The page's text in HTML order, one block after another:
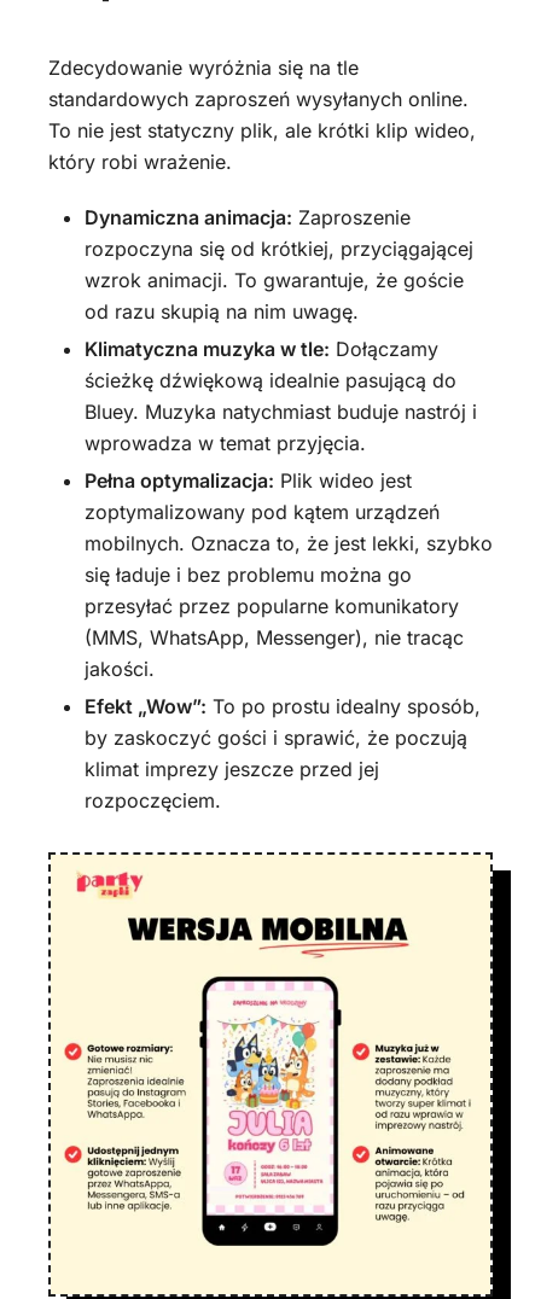
Zdecydowanie wyróżnia się na tle
standardowych zaproszeń wysyłanych online.
To nie jest statyczny plik, ale krótki klip wideo,
który robi wrażenie.
Dynamiczna animacja: Zaproszenie
rozpoczyna się od krótkiej, przyciągającej
wzrok animacji. To gwarantuje, że goście
od razu skupią na nim uwagę.
Klimatyczna muzyka w tle: Dołączamy
ścieżkę dźwiękową idealnie pasującą do
Bluey. Muzyka natychmiast buduje nastrój i
wprowadza w temat przyjęcia.
Pełna optymalizacja: Plik wideo jest
zoptymalizowany pod kątem urządzeń
mobilnych. Oznacza to, że jest lekki, szybko
się ładuje i bez problemu można go
przesyłać przez popularne komunikatory
(MMS, WhatsApp, Messenger), nie tracąc
jakości.
Efekt „Wow”: To po prostu idealny sposób,
by zaskoczyć gości i sprawić, że poczują
klimat imprezy jeszcze przed jej
rozpoczęciem.